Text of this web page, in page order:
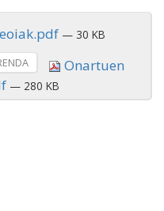
— 30 KB
Onartuen
— 280 KB